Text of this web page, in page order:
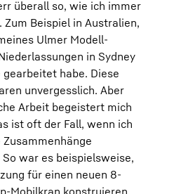
überall so, wie ich immer
Beispiel in Australien,
Ulmer Modell-
in Sydney
gearbeitet habe. Diese
unvergesslich. Aber
Arbeit begeistert mich
ist oft der Fall, wenn ich
war es beispielsweise,
für einen neuen 8-